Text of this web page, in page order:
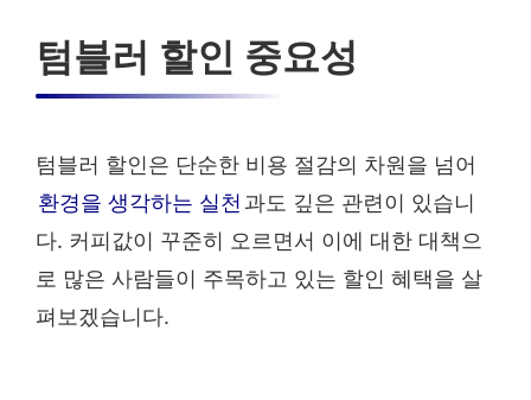
텀블러 할인 중요성
텀블러 할인은 단순한 비용 절감의 차원을 넘어
환경을 생각하는 실천 과도 깊은 관련이 있습니
다. 커피값이 꾸준히 오르면서 이에 대한 대책으
로 많은 사람들이 주목하고 있는 할인 혜택을 살
펴보겠습니다.